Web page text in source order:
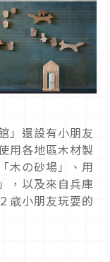
」還設有小朋友
用各地區木材製
木の砂場」、用
，以及來自兵庫
歳小朋友玩耍的